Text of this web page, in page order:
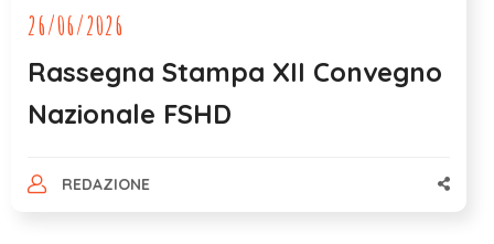
26/06/2026
Rassegna Stampa XII Convegno
Nazionale FSHD
REDAZIONE